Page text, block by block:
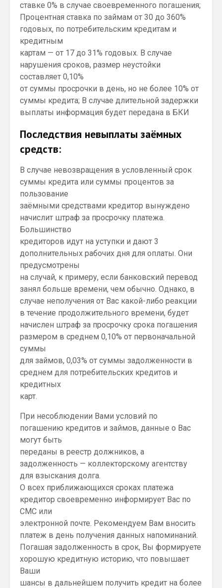
ставке 0% в случае своевременного погашения;
Процентная ставка по займам от 30 до 360%
годовых, по потребительским кредитам и
кредитным
картам — от 17 до 31% годовых. В случае
нарушения сроков, размер неустойки
составляет 0,10%
от суммы просрочки в день, но не более 10% от
суммы кредита; В случае длительной задержки
выплаты информация будет передана в БКИ
Последствия невыплаты заёмных
средств:
В случае невозвращения в условленный срок
суммы кредита или суммы процентов за
пользование
заёмными средствами кредитор вынуждено
начислит штраф за просрочку платежа.
Большинство
кредиторов идут на уступки и дают 3
дополнительных рабочих дня для оплаты. Они
предусмотрены
на случай, к примеру, если банковский перевод
занял больше времени, чем обычно. Однако, в
случае неполучения от Вас какой-либо реакции
в течение продолжительного времени, будет
начислен штраф за просрочку срока погашения
размером в среднем 0,10% от первоначальной
суммы
для займов, 0,03% от суммы задолженности в
среднем для потребительских кредитов и
кредитных
карт.
При несоблюдении Вами условий по
погашению кредитов и займов, данные о Вас
могут быть
переданы в реестр должников, а
задолженность — коллекторскому агентству
для взыскания долга.
О всех приближающихся сроках платежа
кредитор своевременно информирует Вас по
СМС или
электронной почте. Рекомендуем Вам вносить
платеж в день получения данных напоминаний.
Погашая задолженность в срок, Вы формируете
хорошую кредитную историю, что повышает
Ваши
шансы в дальнейшем получить кредит на более